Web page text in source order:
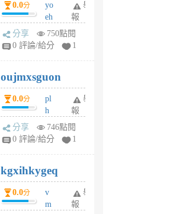
m
v
A
V
個
月
前
0.0分
yo
eh
ld
gy
個
月
前
舉
報
分享
750點閱
0 評論/給分
1
oujmxsguon
0.0分
pl
h
wi
w
6
個
月
前
舉
報
分享
746點閱
0 評論/給分
1
kgxihkygeq
0.0分
v
m
舉
報